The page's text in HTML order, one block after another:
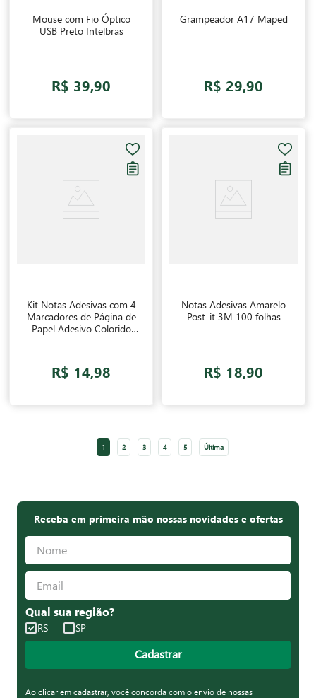
Mouse com Fio Óptico
USB Preto Intelbras
R$ 39,90
Grampeador A17 Maped
R$ 29,90
Kit Notas Adesivas com 4
Marcadores de Página de
Papel Adesivo Colorido
R$ 14,98
Notas Adesivas Amarelo
Post-it 3M 100 folhas
R$ 18,90
1 2 3 4 5 Última
Receba em primeira mão nossas novidades e ofertas
Qual sua região?
RS SP
Cadastrar
Ao clicar em cadastrar, você concorda com o envio de nossas